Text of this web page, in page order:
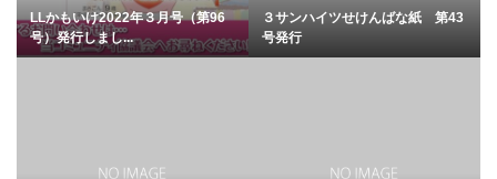
LLかもいけ2022年３月号（第96
号）発行しまし...
３サンハイツせけんばな紙 第43
号発行